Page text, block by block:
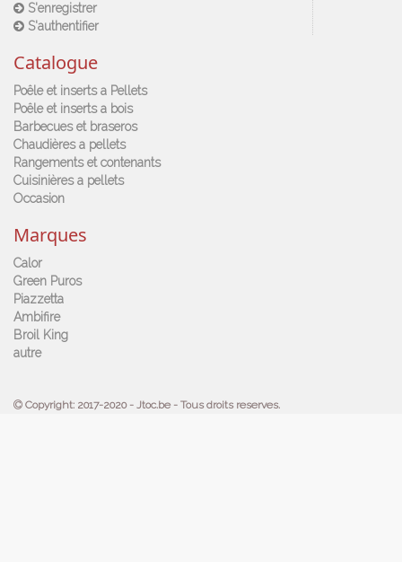
S'enregistrer
S'authentifier
Catalogue
Poêle et inserts a Pellets
Poêle et inserts a bois
Barbecues et braseros
Chaudières a pellets
Rangements et contenants
Cuisinières a pellets
Occasion
Marques
Calor
Green Puros
Piazzetta
Ambifire
Broil King
autre
Copyright: 2017-2020 - Jtoc.be - Tous droits reserves.